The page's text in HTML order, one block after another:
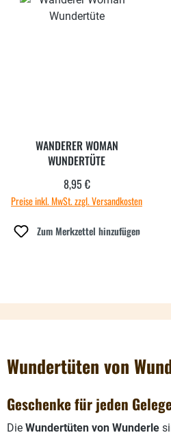
WANDERER WOMAN
WUNDERTÜTE
Regulärer Preis:
8,95 €
Preise inkl. MwSt. zzgl. Versandkosten
Zum Merkzettel hinzufügen
Wundertüten von
Geschenke für jeden
Die Wundertüten von Wunderle